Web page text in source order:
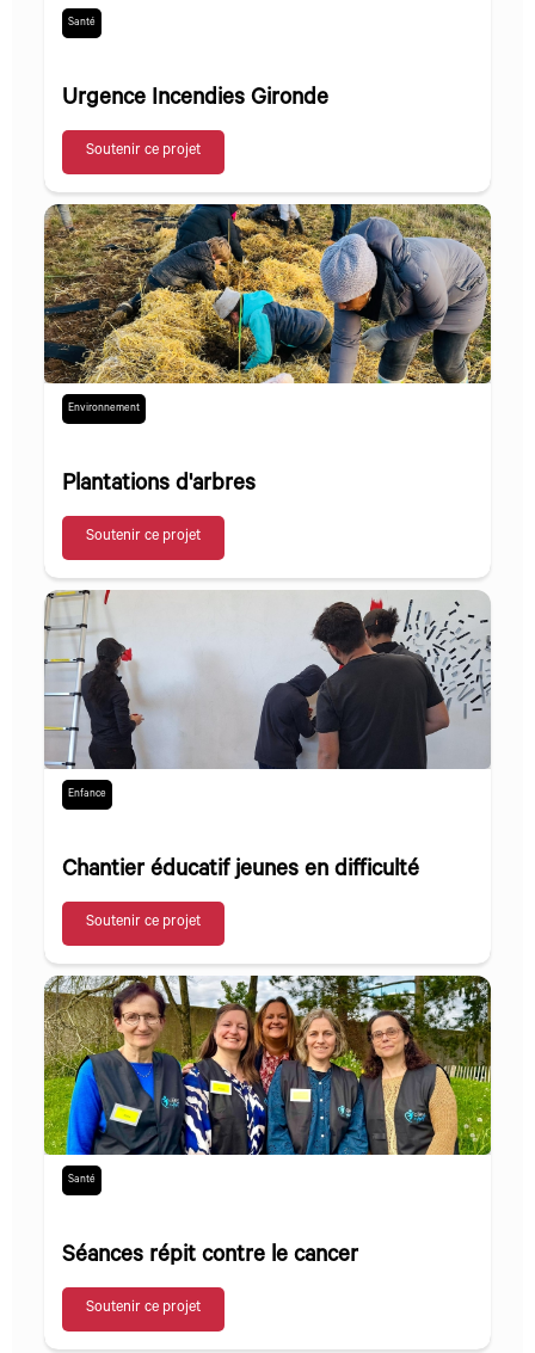
Santé
Urgence Incendies Gironde
Soutenir ce projet
Environnement
Plantations d'arbres
Soutenir ce projet
Enfance
Chantier éducatif jeunes en difficulté
Soutenir ce projet
Santé
Séances répit contre le cancer
Soutenir ce projet